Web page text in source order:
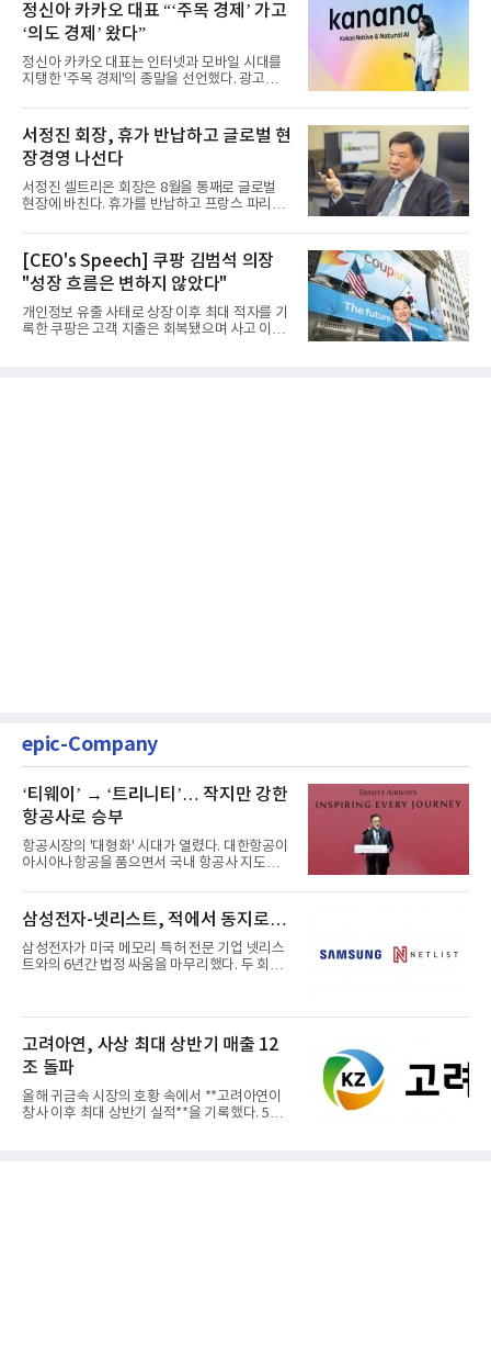
정신아 카카오 대표 “‘주목 경제’ 가고
‘의도 경제’ 왔다”
정신아 카카오 대표는 인터넷과 모바일 시대를
지탱한 '주목 경제'의 종말을 선언했다. 광고를
서정진 회장, 휴가 반납하고 글로벌 현
장경영 나선다
서정진 셀트리온 회장은 8월을 통째로 글로벌
현장에 바친다. 휴가를 반납하고 프랑스 파리에
[CEO's Speech] 쿠팡 김범석 의장
"성장 흐름은 변하지 않았다"
개인정보 유출 사태로 상장 이후 최대 적자를 기
록한 쿠팡은 고객 지출은 회복됐으며 사고 이전
epic-Company
‘티웨이’ → ‘트리니티’… 작지만 강한
항공사로 승부
항공시장의 '대형화' 시대가 열렸다. 대한항공이
아시아나항공을 품으면서 국내 항공사 지도가
삼성전자-넷리스트, 적에서 동지로…
삼성전자가 미국 메모리 특허 전문 기업 넷리스
트와의 6년간 법정 싸움을 마무리했다. 두 회사
고려아연, 사상 최대 상반기 매출 12
조 돌파
올해 귀금속 시장의 호황 속에서 **고려아연이
창사 이후 최대 상반기 실적**을 기록했다. 5일